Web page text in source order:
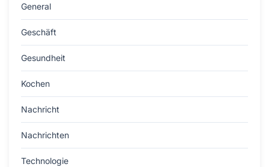
General
Geschäft
Gesundheit
Kochen
Nachricht
Nachrichten
Technologie